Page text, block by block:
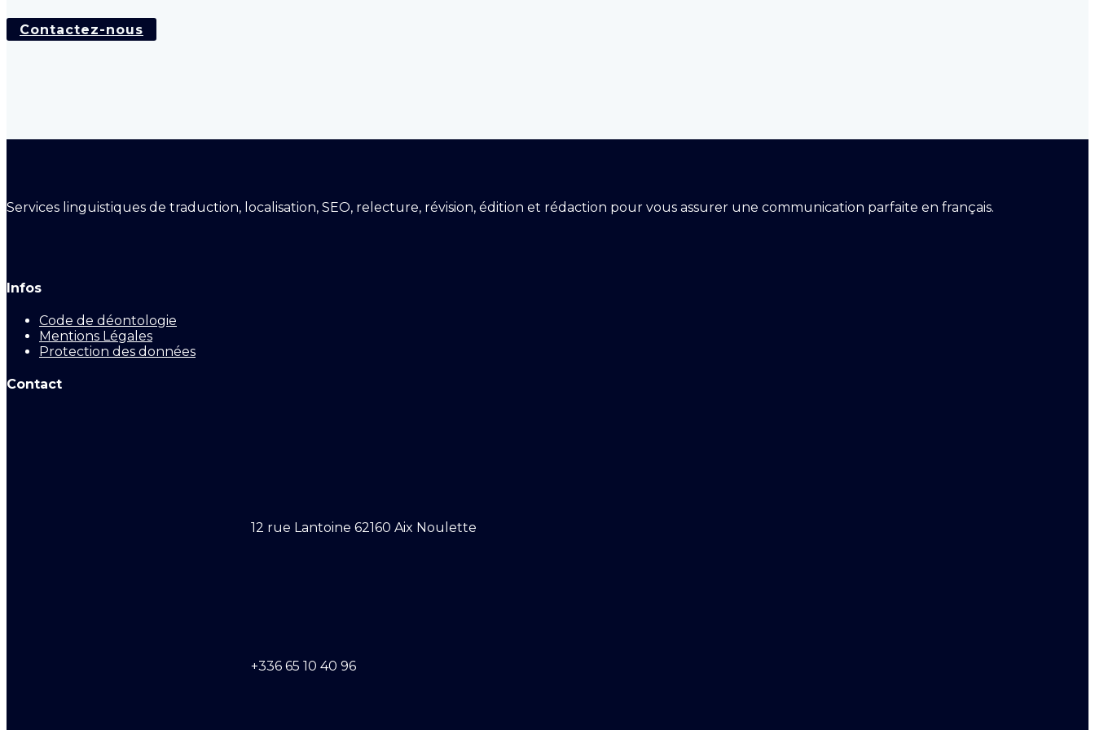
Contactez-nous
Services linguistiques de traduction, localisation, SEO, relecture, révision, édition et rédaction pour vous assurer une communication parfaite en français.
Infos
Code de déontologie
Mentions Légales
Protection des données
Contact
12 rue Lantoine 62160 Aix Noulette
+336 65 10 40 96